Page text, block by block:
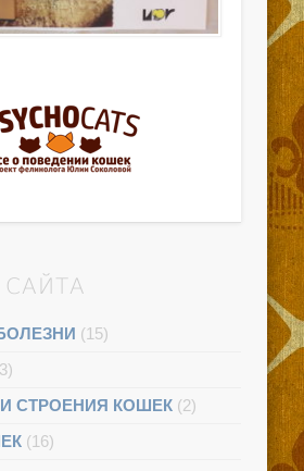
(15)
СТРОЕНИЯ КОШЕК (2)
(16)